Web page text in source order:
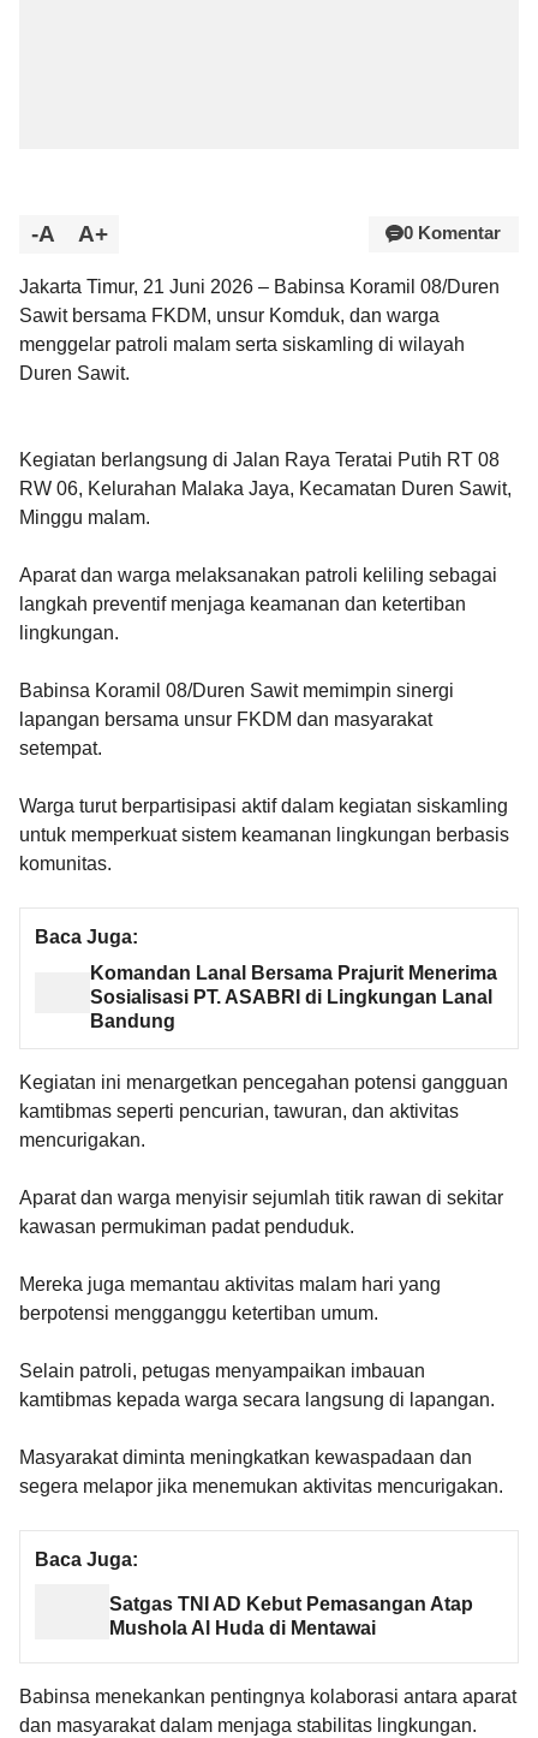
-A A+ 0 Komentar
Jakarta Timur, 21 Juni 2026 – Babinsa Koramil 08/Duren
Sawit bersama FKDM, unsur Komduk, dan warga
menggelar patroli malam serta siskamling di wilayah
Duren Sawit.
Kegiatan berlangsung di Jalan Raya Teratai Putih RT 08
RW 06, Kelurahan Malaka Jaya, Kecamatan Duren Sawit,
Minggu malam.
Aparat dan warga melaksanakan patroli keliling sebagai
langkah preventif menjaga keamanan dan ketertiban
lingkungan.
Babinsa Koramil 08/Duren Sawit memimpin sinergi
lapangan bersama unsur FKDM dan masyarakat
setempat.
Warga turut berpartisipasi aktif dalam kegiatan siskamling
untuk memperkuat sistem keamanan lingkungan berbasis
komunitas.
Baca Juga:
Komandan Lanal Bersama Prajurit Menerima
Sosialisasi PT. ASABRI di Lingkungan Lanal
Bandung
Kegiatan ini menargetkan pencegahan potensi gangguan
kamtibmas seperti pencurian, tawuran, dan aktivitas
mencurigakan.
Aparat dan warga menyisir sejumlah titik rawan di sekitar
kawasan permukiman padat penduduk.
Mereka juga memantau aktivitas malam hari yang
berpotensi mengganggu ketertiban umum.
Selain patroli, petugas menyampaikan imbauan
kamtibmas kepada warga secara langsung di lapangan.
Masyarakat diminta meningkatkan kewaspadaan dan
segera melapor jika menemukan aktivitas mencurigakan.
Baca Juga:
Satgas TNI AD Kebut Pemasangan Atap
Mushola Al Huda di Mentawai
Babinsa menekankan pentingnya kolaborasi antara aparat
dan masyarakat dalam menjaga stabilitas lingkungan.